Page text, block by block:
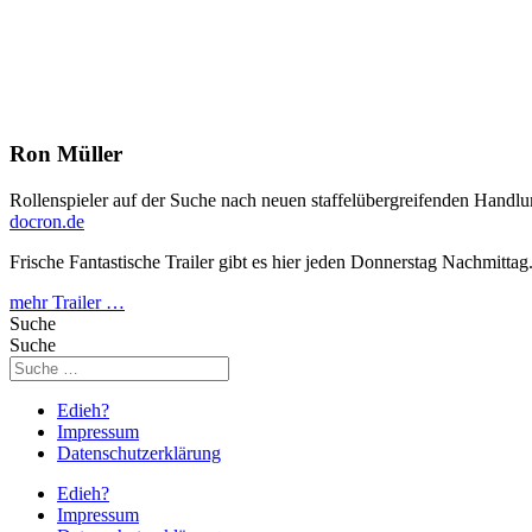
Ron Müller
Rollenspieler auf der Suche nach neuen staffelübergreifenden
docron.de
Frische Fantastische Trailer gibt es hier jeden Donnerstag Nachmittag.
mehr Trailer …
Suche
Suche
Edieh?
Impressum
Datenschutzerklärung
Edieh?
Impressum